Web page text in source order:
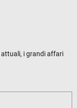
i grandi affari